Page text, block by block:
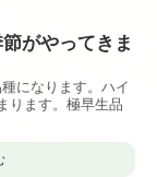
がやってきま
になります。ハイ
ります。極早生品